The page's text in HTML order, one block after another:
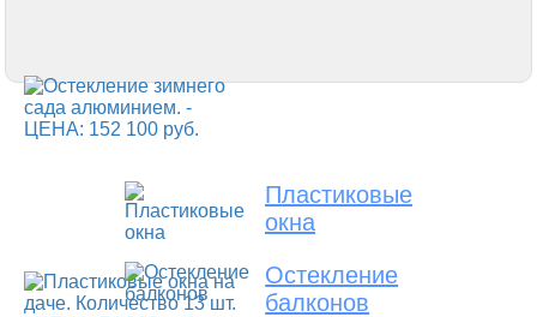
Пластиковые
окна
Остекление
балконов